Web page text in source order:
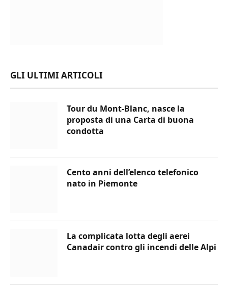
GLI ULTIMI ARTICOLI
Tour du Mont-Blanc, nasce la
proposta di una Carta di buona
condotta
Cento anni dell’elenco telefonico
nato in Piemonte
La complicata lotta degli aerei
Canadair contro gli incendi delle Alpi